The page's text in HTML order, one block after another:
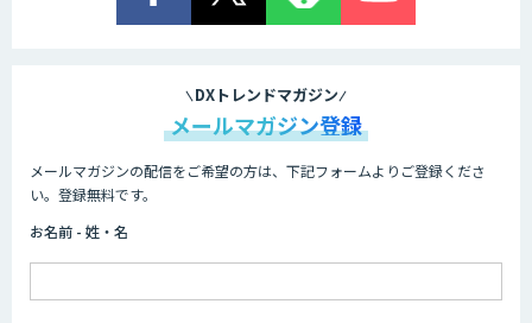
DXトレンドマガジン
メールマガジン登録
メールマガジンの配信をご希望の方は、下記フォームよりご登録くださ
い。登録無料です。
お名前 - 姓・名